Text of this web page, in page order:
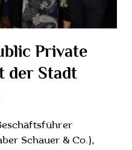
Private
der Stadt
Schauer & Co.),